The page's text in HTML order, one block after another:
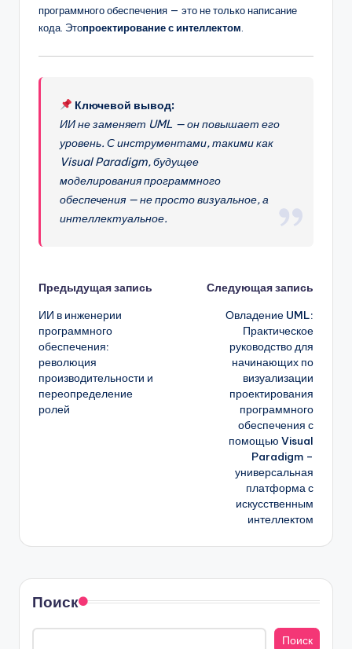
программного обеспечения — это не только написание
кода. Этопроектирование с интеллектом
Ключевой вывод:
ИИ не заменяет UML — он повышает его
уровень. С инструментами, такими как
Visual Paradigm, будущее
моделирования программного
обеспечения — не просто визуальное, а
интеллектуальное.
Навигация
записи
Предыдущая запись
ИИ в инженерии
программного
обеспечения:
революция
производительности и
переопределение
ролей
Следующая запись
Овладение UML:
Практическое
руководство для
начинающих по
визуализации
проектирования
программного
обеспечения с
помощью Visual
Paradigm –
универсальная
платформа с
искусственным
интеллектом
Поиск
Поиск